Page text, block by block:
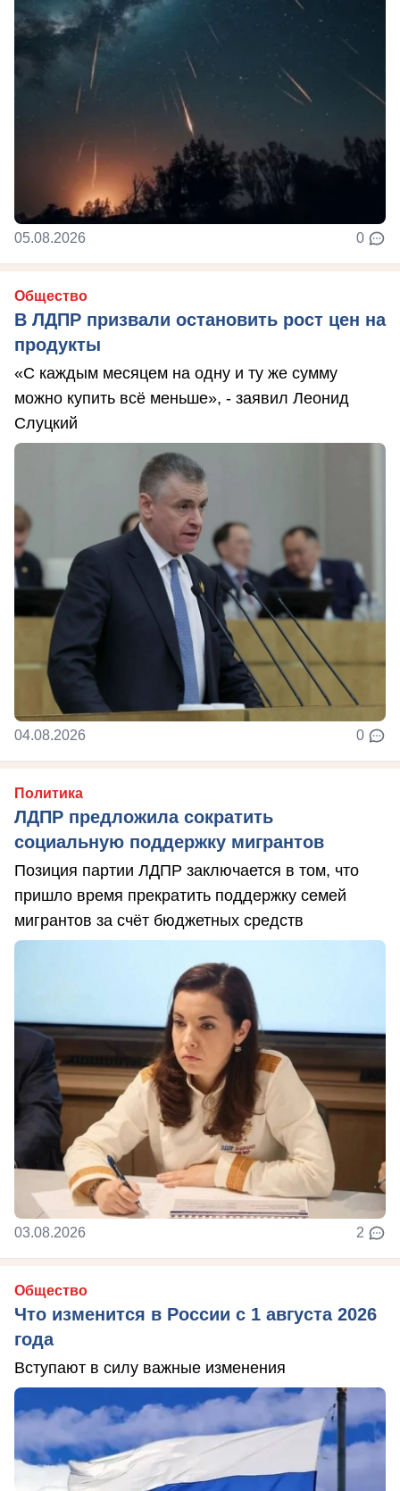
05.08.2026 0
Общество
В ЛДПР призвали остановить рост цен на
продукты
«С каждым месяцем на одну и ту же сумму
можно купить всё меньше», - заявил Леонид
Слуцкий
04.08.2026 0
Политика
ЛДПР предложила сократить
социальную поддержку мигрантов
Позиция партии ЛДПР заключается в том, что
пришло время прекратить поддержку семей
мигрантов за счёт бюджетных средств
03.08.2026 2
Общество
Что изменится в России с 1 августа 2026
года
Вступают в силу важные изменения